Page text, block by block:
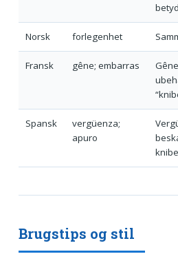
Norsk forlegenhet
Fransk gêne; embarras
Spansk
vergüenza;
apuro
Brugstips og stil